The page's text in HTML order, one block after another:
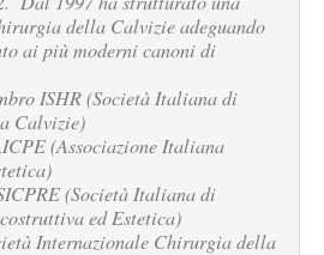
della Calvizie adeguando
ai più moderni canoni di
ISHR (Società Italiana di
Calvizie)
(Associazione Italiana
(Società Italiana di
ed Estetica)
Internazionale Chirurgia della